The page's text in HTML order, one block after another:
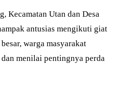
Kecamatan Utan dan Desa
antusias mengikuti giat
warga masyarakat
menilai pentingnya perda